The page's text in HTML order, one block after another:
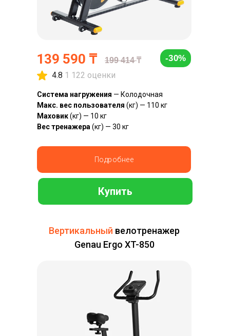
139 590 ₸
Подробнее
Система нагружения — Колодочная
Макс. вес пользователя (кг) — 110 кг
Маховик(кг) — 10 кг
Вес тренажера (кг) — 30 кг
4.8 1 122 оценки
199 414₸ -30%
Купить
Вертикальный велотренажер
Genau Ergo XT-850